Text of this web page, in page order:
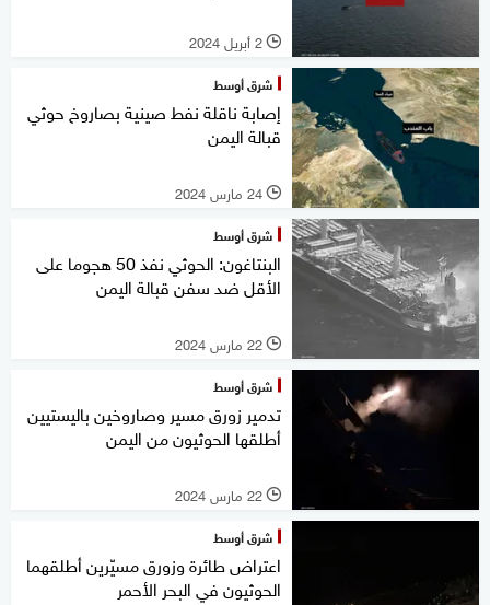
l 2 أبريل 2024
شرق أوسط
إصابة ناقلة نفط صينية بصاروخ حوثي
قبالة اليمن
l 24 مارس 2024
شرق أوسط
البنتاغون: الحوثي نفذ 50 هجوما على
الأقل ضد سفن قبالة اليمن
l 22 مارس 2024
شرق أوسط
تدمير زورق مسير وصاروخين باليستيين
أطلقها الحوثيون من اليمن
l 22 مارس 2024
شرق أوسط
اعتراض طائرة وزورق مسيّرين أطلقهما
الحوثيون في البحر الأحمر